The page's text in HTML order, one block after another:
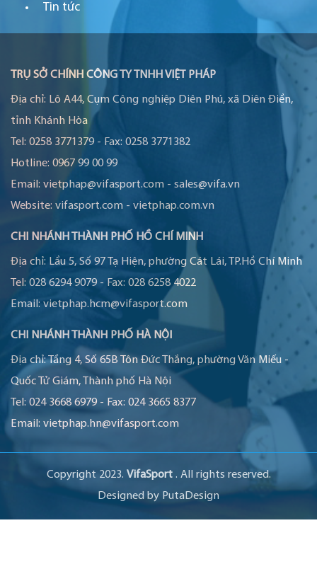
Tin tức
TRỤ SỞ CHÍNH CÔNG TY TNHH VIỆT PHÁP
Địa chỉ: Lô A44, Cụm Công nghiệp Diên Phú, xã Diên Điền,
tỉnh Khánh Hòa
Tel: 0258 3771379 - Fax: 0258 3771382
Hotline: 0967 99 00 99
Email: vietphap@vifasport.com - sales@vifa.vn
Website: vifasport.com - vietphap.com.vn
CHI NHÁNH THÀNH PHỐ HỒ CHÍ MINH
Địa chỉ: Lầu 5, Số 97 Tạ Hiện, phường Cát Lái, TP.Hồ Chí Minh
Tel: 028 6294 9079- Fax: 028 6258 4022
Email: vietphap.hcm@vifasport.com
CHI NHÁNH THÀNH PHỐ HÀ NỘI
Địa chỉ:Tầng 4, Số 65B Tôn Đức Thắng, phường Văn Miếu -
Quốc Tử Giám, Thành phố Hà Nội
Tel: 024 3668 6979- Fax: 024 3665 8377
Email: vietphap.hn@vifasport.com
Copyright 2023. VifaSport . All rights reserved.
Designed by PutaDesign